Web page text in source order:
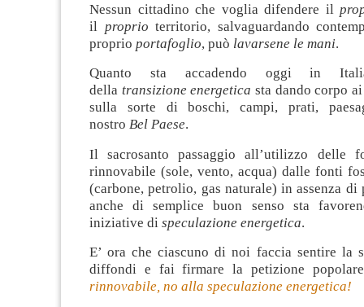
Nessun cittadino che voglia difendere il
il proprio territorio, salvaguardando
proprio portafoglio, può lavarsene le mani.
Quanto sta accadendo oggi in
della transizione energetica sta dando corpo
sulla sorte di boschi, campi, prati,
nostro Bel Paese.
Il sacrosanto passaggio all’utilizzo delle
rinnovabile (sole, vento, acqua) dalle fonti
(carbone, petrolio, gas naturale) in assenza
anche di semplice buon senso sta
iniziative di speculazione energetica.
E’ ora che ciascuno di noi faccia sentire la
diffondi e fai firmare la petizione
rinnovabile, no alla speculazione energetica!